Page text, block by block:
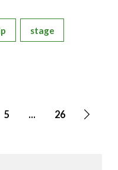
stage
5 ... 26